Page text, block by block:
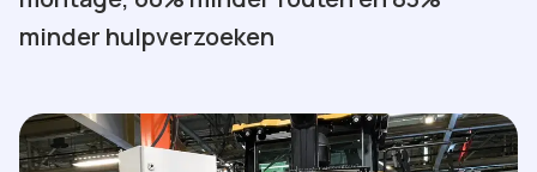
minder hulpverzoeken